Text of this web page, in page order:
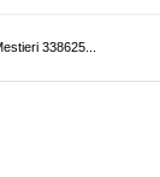
338625...